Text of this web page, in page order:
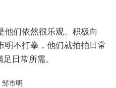
他们依然很乐观、积极向
明不打拳，他们就拍拍日常
日常所需。
邹市明